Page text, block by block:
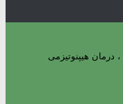
درمان هیپنوتیزمی